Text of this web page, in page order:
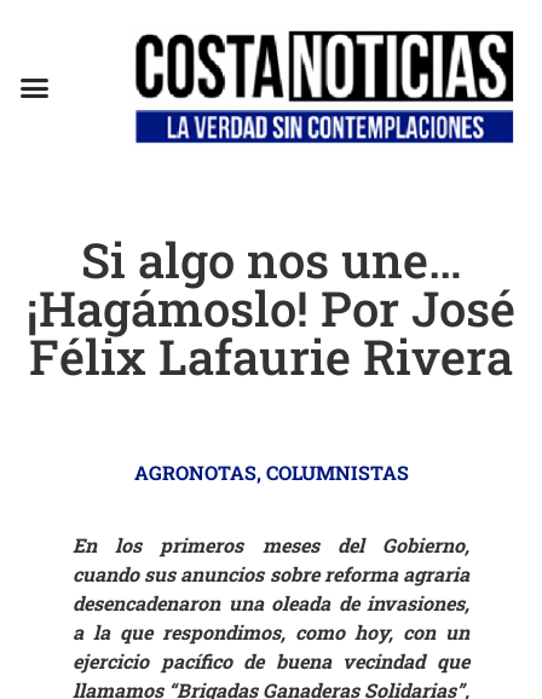
Si algo nos une…
¡Hagámoslo! Por José
Félix Lafaurie Rivera
AGRONOTAS,COLUMNISTAS
En los primeros meses del Gobierno,
cuando sus anuncios sobre reforma agraria
desencadenaron una oleada de invasiones,
a la que respondimos, como hoy, con un
ejercicio pacífico de buena vecindad que
llamamos “Brigadas Ganaderas Solidarias”,